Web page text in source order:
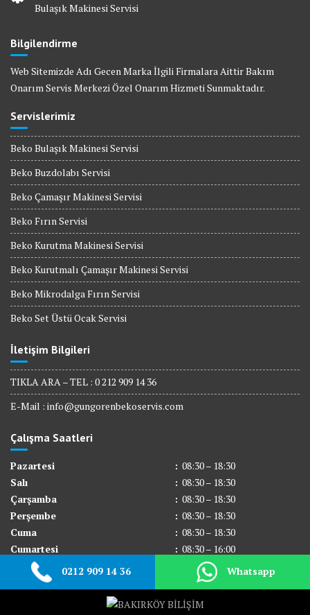
Bulaşık Makinesi Servisi
Bilgilendirme
Web Sitemizde Adı Gecen Marka İlgili Firmalara Aittir Bakım
Onarım Servis Merkezi Özel Onarım Hizmeti Sunmaktadır.
Servislerimiz
Beko Bulaşık Makinesi Servisi
Beko Buzdolabı Servisi
Beko Çamaşır Makinesi Servisi
Beko Fırın Servisi
Beko Kurutma Makinesi Servisi
Beko Kurutmalı Çamaşır Makinesi Servisi
Beko Mikrodalga Fırın Servisi
Beko Set Üstü Ocak Servisi
İletişim Bilgileri
TIKLA ARA – TEL : 0 212 909 14 36
E-Mail : info@gungorenbekoservis.com
Çalışma Saatleri
Pazartesi : 08:30 – 18:30
Salı
: 08:30 – 18:30
Çarşamba
: 08:30 – 18:30
Perşembe
: 08:30 – 18:30
Cuma
: 08:30 – 18:30
Cumartesi
: 08:30 – 16:00
Pazar
Kapalı
0212 909 14 36 Whatsapp